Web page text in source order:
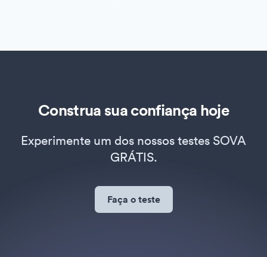
Construa sua confiança hoje
Experimente um dos nossos testes SOVA
GRÁTIS.
Faça o teste